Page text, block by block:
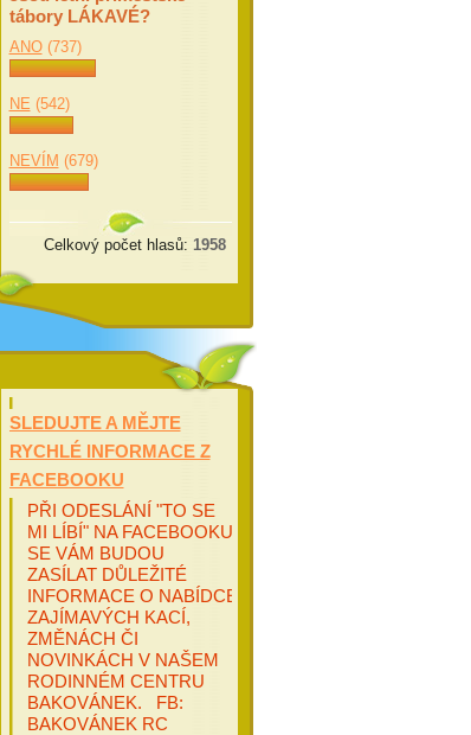
tábory LÁKAVÉ?
ANO (737)
NE (542)
NEVÍM (679)
Celkový počet hlasů: 1958
SLEDUJTE A MĚJTE
RYCHLÉ INFORMACE Z
FACEBOOKU
PŘI ODESLÁNÍ "TO SE
MI LÍBÍ" NA FACEBOOKU
SE VÁM BUDOU
ZASÍLAT DŮLEŽITÉ
INFORMACE O NABÍDCE
ZAJÍMAVÝCH KACÍ,
ZMĚNÁCH ČI
NOVINKÁCH V NAŠEM
RODINNÉM CENTRU
BAKOVÁNEK. FB:
BAKOVÁNEK RC